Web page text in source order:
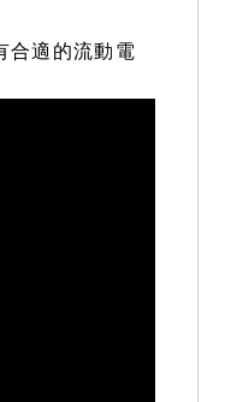
合適的流動電